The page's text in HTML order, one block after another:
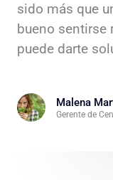
sido más que
bueno sentirse
puede darte
Malena
Gerente de